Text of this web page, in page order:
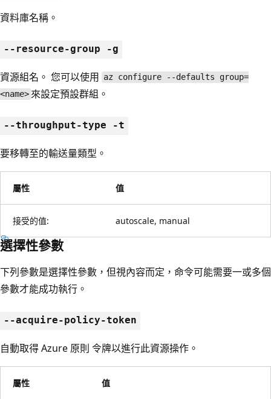
資料庫名稱。
--resource-group -g
資源組名。 您可以使用 az configure --defaults group=
<name> 來設定預設群組。
--throughput-type -t
要移轉至的輸送量類型。
屬性 值
接受的值: autoscale, manual
選擇性參數
下列參數是選擇性參數，但視內容而定，命令可能需要一或多個
參數才能成功執行。
--acquire-policy-token
自動取得 Azure 原則 令牌以進行此資源操作。
屬性 值